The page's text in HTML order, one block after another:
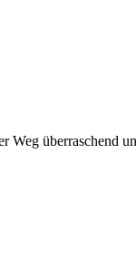
Weg überraschend